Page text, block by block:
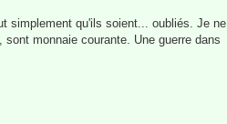
simplement qu'ils soient... oubliés. Je ne
monnaie courante. Une guerre dans